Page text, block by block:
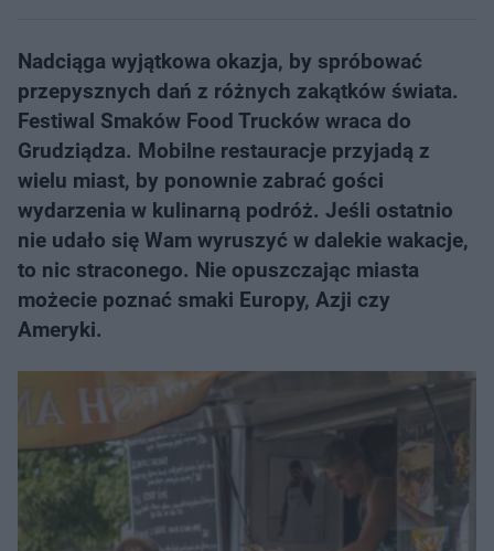
Nadciąga wyjątkowa okazja, by spróbować
przepysznych dań z różnych zakątków świata.
Festiwal Smaków Food Trucków wraca do
Grudziądza. Mobilne restauracje przyjadą z
wielu miast, by ponownie zabrać gości
wydarzenia w kulinarną podróż. Jeśli ostatnio
nie udało się Wam wyruszyć w dalekie wakacje,
to nic straconego. Nie opuszczając miasta
możecie poznać smaki Europy, Azji czy
Ameryki.